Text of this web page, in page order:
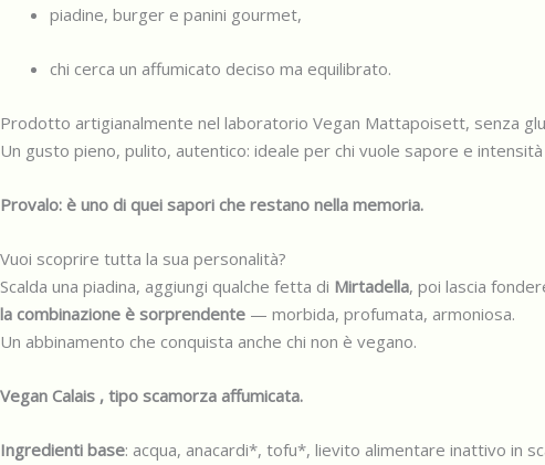
piadine, burger e panini gourmet,
chi cerca un affumicato deciso ma equilibrato.
Prodotto artigianalmente nel laboratorio Vegan Mattapoisett, senza
Un gusto pieno, pulito, autentico: ideale per chi vuole sapore e
Provalo: è uno di quei sapori che restano nella memoria.
Vuoi scoprire tutta la sua personalità?
Scalda una piadina, aggiungi qualche fetta di Mirtadella, poi lascia
la combinazione è sorprendente — morbida, profumata, armoniosa.
Un abbinamento che conquista anche chi non è vegano.
Vegan Calais , tipo scamorza affumicata.
Ingredienti base: acqua, anacardi*, tofu*, lievito alimentare inattivo in